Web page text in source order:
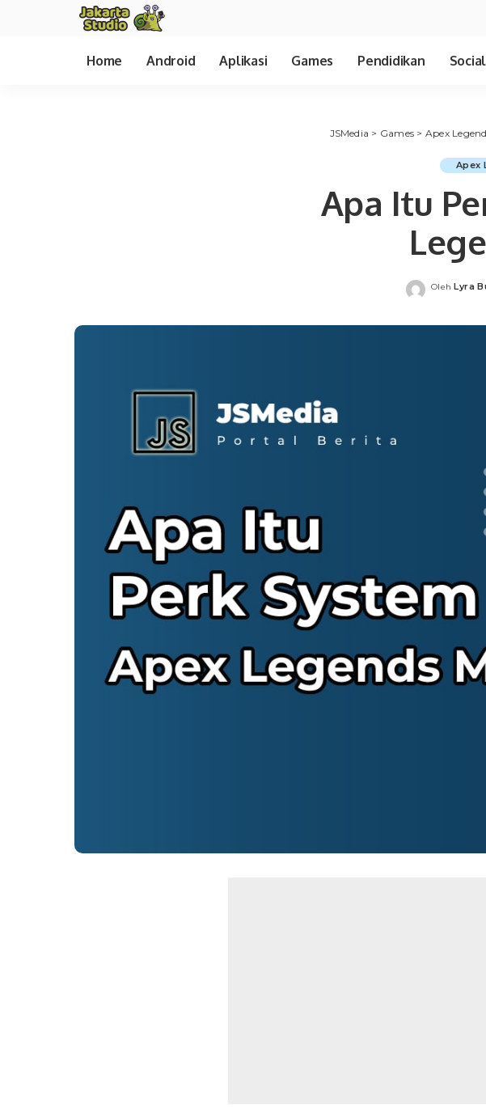
Home Android Aplikasi Games Pendidikan
JSMedia > Games > Apex
Apex
Apa Itu
Posted
Oleh Lyra